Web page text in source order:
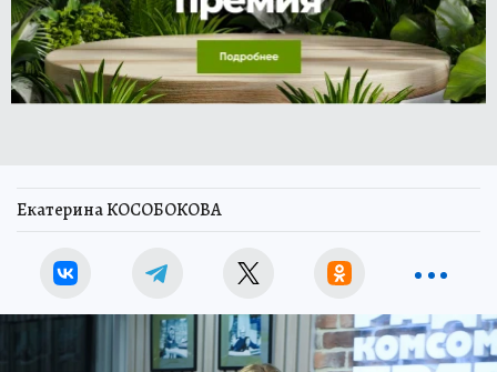
Екатерина КОСОБОКОВА